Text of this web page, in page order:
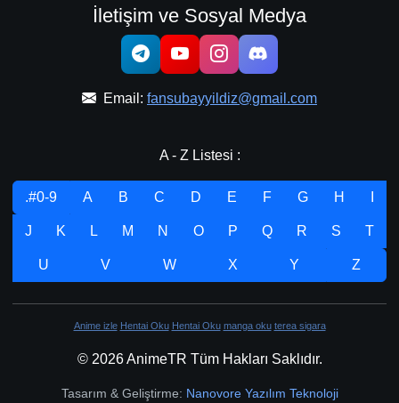
İletişim ve Sosyal Medya
Email: fansubayyildiz@gmail.com
A - Z Listesi :
.#0-9 A B C D E F G H
J K L M N O P Q R S T
U V W X Y Z
Anime izle Hentai Oku Hentai Oku manga oku terea sigara
© 2026 AnimeTR Tüm Hakları Saklıdır.
Tasarım & Geliştirme: Nanovore Yazılım Teknoloji